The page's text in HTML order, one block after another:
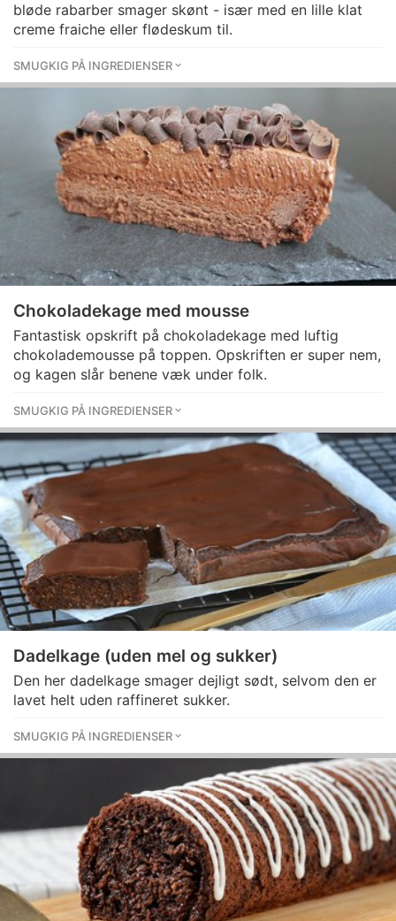
bløde rabarber smager skønt - især med en lille klat
creme fraiche eller flødeskum til.
SMUGKIG PÅ INGREDIENSER
Chokoladekage med mousse
Fantastisk opskrift på chokoladekage med luftig
chokolademousse på toppen. Opskriften er super nem,
og kagen slår benene væk under folk.
SMUGKIG PÅ INGREDIENSER
Dadelkage (uden mel og sukker)
Den her dadelkage smager dejligt sødt, selvom den er
lavet helt uden raffineret sukker.
SMUGKIG PÅ INGREDIENSER